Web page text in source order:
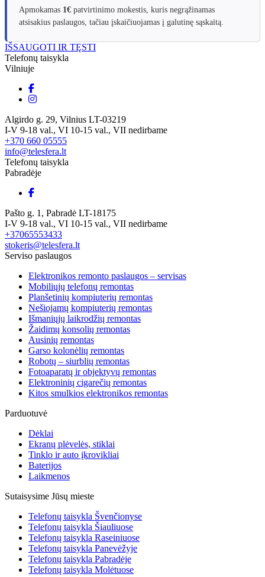
Apmokamas 1€ patvirtinimo mokestis, kuris negrąžinamas
atsisakius paslaugos, tačiau įskaičiuojamas į galutinę sąskaitą.
IŠSAUGOTI IR TĘSTI
Telefonų taisykla
Vilniuje
Algirdo g. 29, Vilnius LT-03219
I-V 9-18 val., VI 10-15 val., VII nedirbame
+370 660 05555
info@telesfera.lt
Telefonų taisykla
Pabradėje
Pašto g. 1, Pabradė LT-18175
I-V 9-18 val., VI 10-15 val., VII nedirbame
+37065553433
stokeris@telesfera.lt
Serviso paslaugos
Elektronikos remonto paslaugos – servisas
Mobiliųjų telefonų remontas
Planšetinių kompiuterių remontas
Nešiojamų kompiuterių remontas
Išmaniųjų laikrodžių remontas
Žaidimų konsolių remontas
Ausinių remontas
Garso kolonėlių remontas
Robotų – siurblių remontas
Fotoaparatų ir objektyvų remontas
Elektroninių cigarečių remontas
Kitos smulkios elektronikos remontas
Parduotuvė
Dėklai
Ekranų plėvelės, stiklai
Tinklo ir auto įkrovikliai
Baterijos
Laikmenos
Sutaisysime Jūsų mieste
Telefonų taisykla Švenčionyse
Telefonų taisykla Šiauliuose
Telefonų taisykla Raseiniuose
Telefonų taisykla Panevėžyje
Telefonų taisykla Pabradėje
Telefonų taisykla Molėtuose